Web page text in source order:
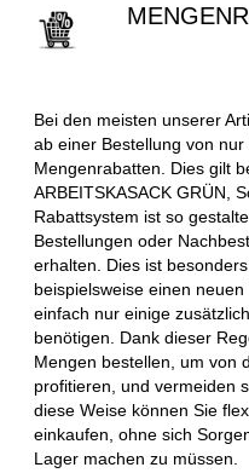
Bei den meisten unserer
ab einer Bestellung von
Mengenrabatten. Dies gilt
ARBEITSKASACK GRÜN,
Rabattsystem ist so
Bestellungen oder
erhalten. Dies ist
beispielsweise einen
einfach nur einige
benötigen. Dank dieser
Mengen bestellen, um von
profitieren, und vermeiden
diese Weise können Sie
einkaufen, ohne sich
Lager machen zu müssen.